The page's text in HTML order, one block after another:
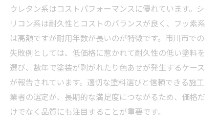
ウレタン系はコストパフォーマンスに優れています。シ
リコン系は耐久性とコストのバランスが良く、フッ素系
は高額ですが耐用年数が長いのが特徴です。市川市での
失敗例としては、低価格に惹かれて耐久性の低い塗料を
選び、数年で塗装が剥がれたり色あせが発生するケース
が報告されています。適切な塗料選びと信頼できる施工
業者の選定が、長期的な満足度につながるため、価格だ
けでなく品質にも注目することが重要です。